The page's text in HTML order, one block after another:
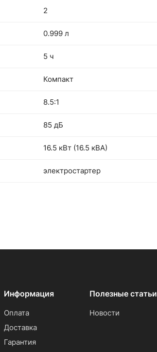
2
0.999 л
5 ч
Компакт
8.5:1
85 дБ
16.5 кВт (16.5 кВА)
электростартер
Информация
Оплата
Доставка
Гарантия
Полезные статьи
Новости